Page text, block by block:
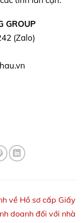
GROUP
(Zalo)
về Hồ sơ cấp Giấy
doanh đối với nhà